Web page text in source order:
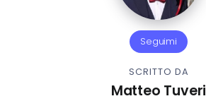
Seguimi
SCRITTO DA
Matteo Tuveri